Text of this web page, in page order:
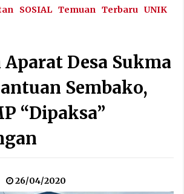
SOSIAL Temuan Terbaru UNIK
Desa Sukma
Sembako,
“Dipaksa”
26/04/2020